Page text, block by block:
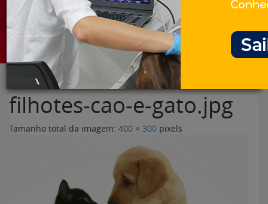
Assine Gratuitamente
Categorias
filhotes-cao-e-gato.jpg
Tamanho total da imagem: 400 × 300 pixels